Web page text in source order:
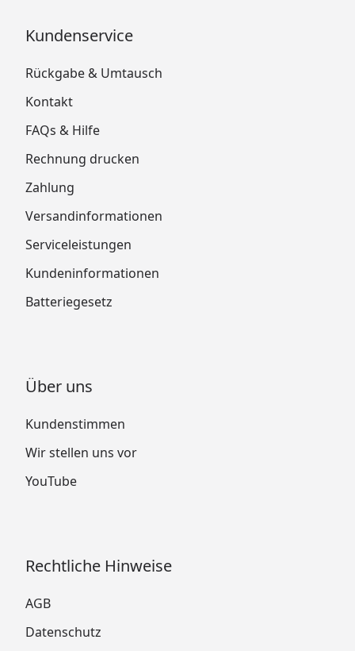
Kundenservice
Rückgabe & Umtausch
Kontakt
FAQs & Hilfe
Rechnung drucken
Zahlung
Versandinformationen
Serviceleistungen
Kundeninformationen
Batteriegesetz
Über uns
Kundenstimmen
Wir stellen uns vor
YouTube
Rechtliche Hinweise
AGB
Datenschutz